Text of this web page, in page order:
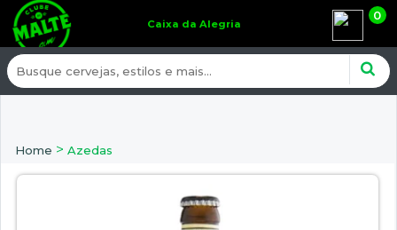
Caixa da Alegria
0
Home > Azedas